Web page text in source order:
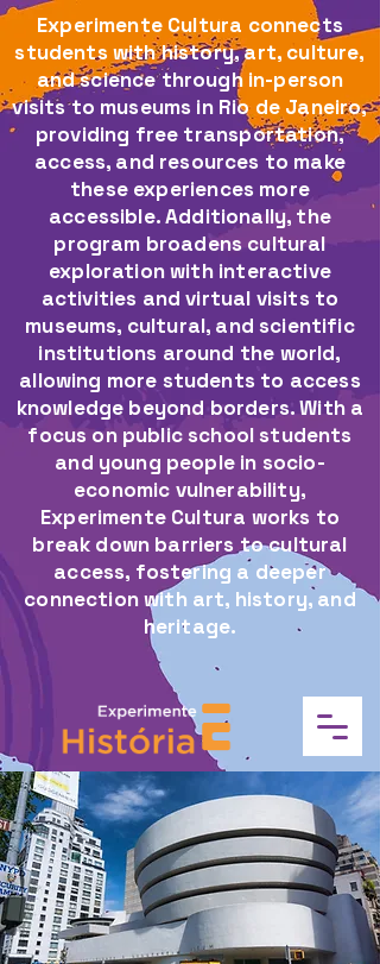
Experimente Cultura connects
students with history, art, culture,
and science through in-person
visits to museums in Rio de Janeiro,
providing free transportation,
access, and resources to make
these experiences more
accessible.​ Additionally, the
program broadens cultural
exploration with interactive
activities and virtual visits to
museums, cultural, and scientific
institutions around the world,
allowing more students to access
knowledge beyond borders.​ With a
focus on public school students
and young people in socio-
economic vulnerability,
Experimente Cultura works to
break down barriers to cultural
access, fostering a deeper
connection with art, history, and
heritage.